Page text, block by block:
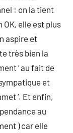
: on la tient
OK, elle est plus
aspire et
très bien la
‘ au fait de
et
‘. Et enfin,
au
) car elle